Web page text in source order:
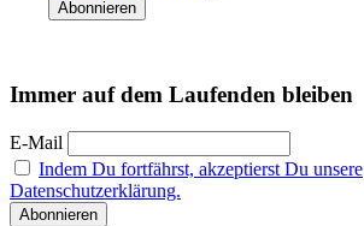
Immer auf dem Laufenden bleiben
E-Mail
Indem Du fortfährst, akzeptierst Du unsere
Datenschutzerklärung.